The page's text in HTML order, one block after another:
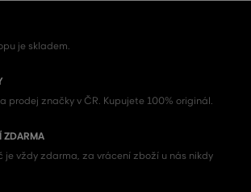
je skladem.
prodej značky v ČR. Kupujete 100% originál.
ZDARMA
je vždy zdarma, za vrácení zboží u nás nikdy